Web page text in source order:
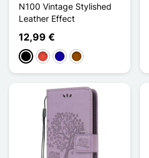
N100 Vintage Stylished
Leather Effect
12,99 €
Schwarz
Rot Dunkelblau
Braun